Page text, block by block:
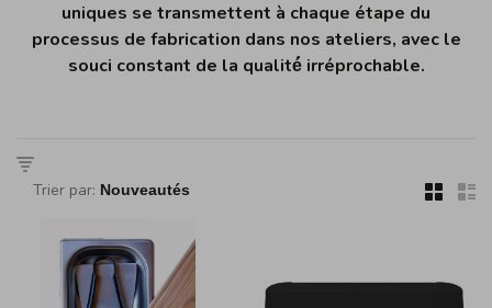
uniques se transmettent à chaque étape du
processus de fabrication dans nos ateliers, avec le
souci constant de la qualité́ irréprochable.
Trier par: